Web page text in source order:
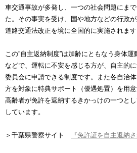
車交通事故が多発し、一つの社会問題にま
た。その事実を受け、国や地方などの行政
道路交通法改正を境に全国的に実施されます
この”自主返納制度”は加齢にともなう身体
などで、運転に不安を感じる方が、自主的
委員会に申請できる制度です。また各自治
方を対象に特典サポート（優遇処置）を用
高齢者が免許を返納するきかっけの一つと
しています。
＞千葉県警察サイト 『免許証を自主返納さ